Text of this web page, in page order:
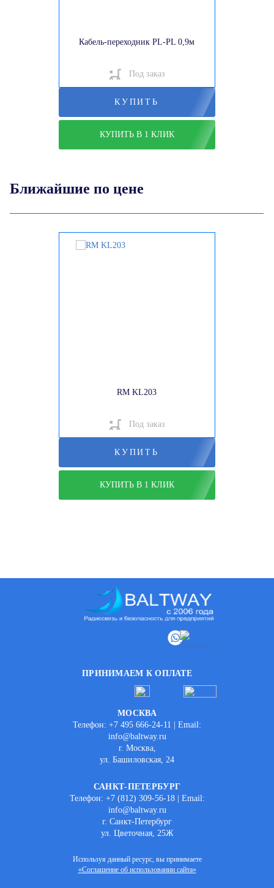
Кабель-переходник PL-PL 0,9м
Под заказ
КУПИТЬ
КУПИТЬ В 1 КЛИК
Ближайшие по цене
RM KL203
Под заказ
КУПИТЬ
КУПИТЬ В 1 КЛИК
ПРИНИМАЕМ К ОПЛАТЕ
МОСКВА
Телефон: +7 495 666-24-11 | Email:
info@baltway.ru
г. Москва,
ул. Башиловская, 24
САНКТ-ПЕТЕРБУРГ
Телефон: +7 (812) 309-56-18 | Email:
info@baltway.ru
г. Санкт-Петербург
ул. Цветочная, 25Ж
Используя данный ресурс, вы принимаете
«Соглашение об использовании сайта»